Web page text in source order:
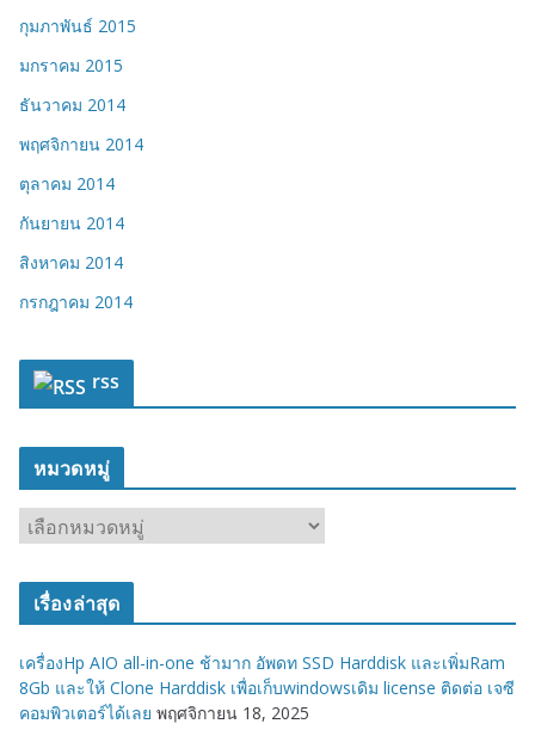
กุมภาพันธ์ 2015
มกราคม 2015
ธันวาคม 2014
พฤศจิกายน 2014
ตุลาคม 2014
กันยายน 2014
สิงหาคม 2014
กรกฎาคม 2014
rss
หมวดหมู่
ม
ว
มู่
เรื่องล่าสุด
เครื่องHp AIO all-in-one ช้ามาก อัพดท SSD Harddisk และเพิ่มRam
8Gb และให้ Clone Harddisk เพื่อเก็บwindowsเดิม license ติดต่อ เจซี
คอมพิวเตอร์ได้เลย พฤศจิกายน 18, 2025